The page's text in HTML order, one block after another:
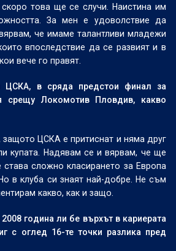
това ще се случи. Наистина им
За мен е удоволствие да
че имаме талантливи младежи
впоследствие да се развият и в
вече го правят.
в сряда предстои финал за
срещу Локомотив Пловдив, какво
ЦСКА е притиснат и няма друг
купата. Надявам се и вярвам, че ще
сложно класирането за Европа
в клуба си знаят най-добре. Не съм
какво, как и защо.
година ли бе върхът в кариерата
с оглед 16-те точки разлика пред